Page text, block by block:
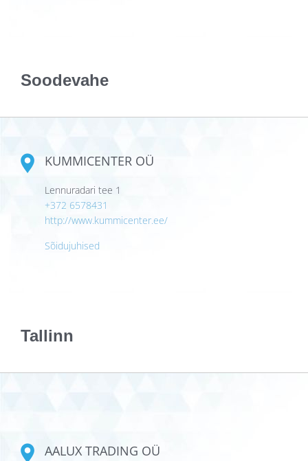
Soodevahe
KUMMICENTER OÜ
Lennuradari tee 1
+372 6578431
http://www.kummicenter.ee/
Sõidujuhised
Tallinn
AALUX TRADING OÜ